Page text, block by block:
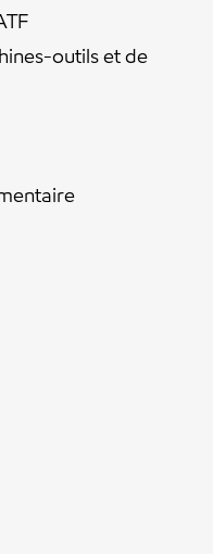
outils et de